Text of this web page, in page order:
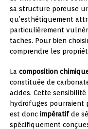
sa structure poreuse
qu’esthétiquement
particulièrement
taches. Pour bien
comprendre les
La composition
constituée de
acides. Cette
hydrofuges pourraient
est donc impératifde
spécifiquement